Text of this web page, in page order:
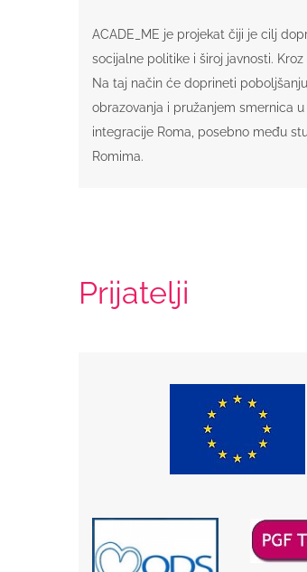
ACADE_ME je projekat čiji je cilj
socijalne politike i široj javnosti.
Na taj način će doprineti
obrazovanja i pružanjem smernica
integracije Roma, posebno među
Romima.
Prijatelji